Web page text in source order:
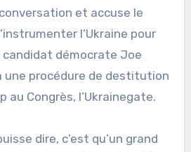
et accuse le
l’Ukraine pour
candidat démocrate Joe
une procédure de destitution
au Congrès, l’Ukrainegate.
dire, c’est qu’un grand